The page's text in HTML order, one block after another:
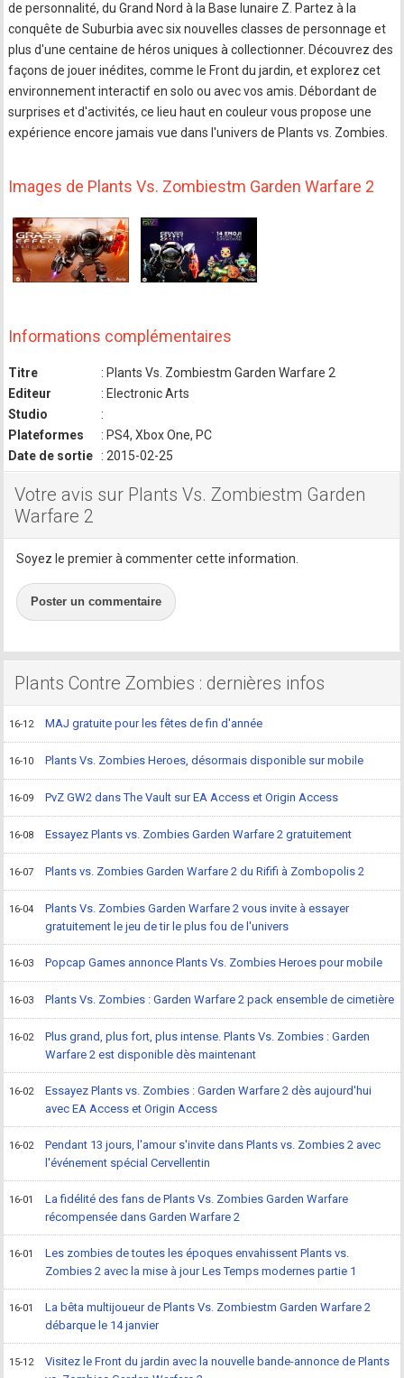
de personnalité, du Grand Nord à la Base lunaire Z. Partez à la
conquête de Suburbia avec six nouvelles classes de personnage et
plus d'une centaine de héros uniques à collectionner. Découvrez des
façons de jouer inédites, comme le Front du jardin, et explorez cet
environnement interactif en solo ou avec vos amis. Débordant de
surprises et d'activités, ce lieu haut en couleur vous propose une
expérience encore jamais vue dans l'univers de Plants vs. Zombies.
Images de Plants Vs. Zombiestm Garden Warfare 2
Informations complémentaires
Titre
: Plants Vs. Zombiestm Garden Warfare 2
Editeur
: Electronic Arts
Studio
:
Plateformes
: PS4, Xbox One, PC
Date de sortie
: 2015-02-25
Votre avis sur Plants Vs. Zombiestm Garden
Warfare 2
Soyez le premier à commenter cette information.
Poster un commentaire
Plants Contre Zombies : dernières infos
16-12 MAJ gratuite pour les fêtes de fin d'année
16-10 Plants Vs. Zombies Heroes, désormais disponible sur mobile
16-09 PvZ GW2 dans The Vault sur EA Access et Origin Access
16-08 Essayez Plants vs. Zombies Garden Warfare 2 gratuitement
16-07 Plants vs. Zombies Garden Warfare 2 du Rififi à Zombopolis 2
16-04
Plants Vs. Zombies Garden Warfare 2 vous invite à essayer
gratuitement le jeu de tir le plus fou de l'univers
16-03 Popcap Games annonce Plants Vs. Zombies Heroes pour mobile
16-03 Plants Vs. Zombies : Garden Warfare 2 pack ensemble de cimetière
16-02
Plus grand, plus fort, plus intense. Plants Vs. Zombies : Garden
Warfare 2 est disponible dès maintenant
16-02
Essayez Plants vs. Zombies : Garden Warfare 2 dès aujourd'hui
avec EA Access et Origin Access
16-02
Pendant 13 jours, l'amour s'invite dans Plants vs. Zombies 2 avec
l'événement spécial Cervellentin
16-01
La fidélité des fans de Plants Vs. Zombies Garden Warfare
récompensée dans Garden Warfare 2
16-01
Les zombies de toutes les époques envahissent Plants vs.
Zombies 2 avec la mise à jour Les Temps modernes partie 1
16-01
La bêta multijoueur de Plants Vs. Zombiestm Garden Warfare 2
débarque le 14 janvier
15-12
Visitez le Front du jardin avec la nouvelle bande-annonce de Plants